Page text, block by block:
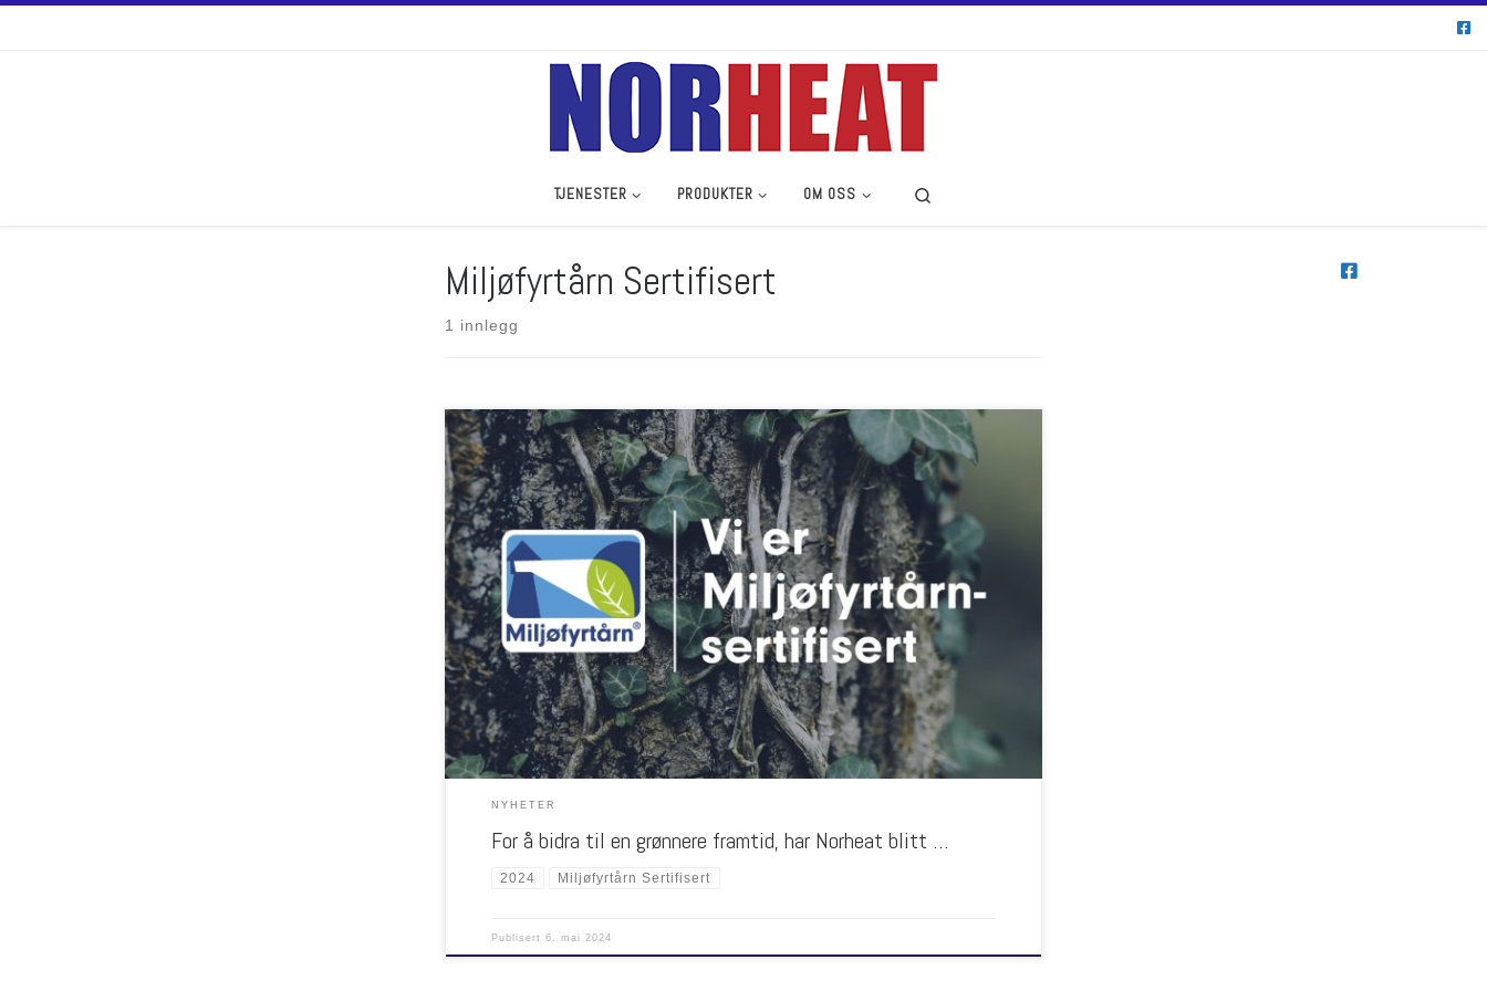
TJENESTER PRODUKTER OM OSS
Miljøfyrtårn Sertifisert
1 innlegg
Med økt fokus på klima og miljø, er det viktig å ta noen grep. Næringen etterlater seg store
fotavtrykk, derfor er det viktig å minimalisere sitt eget. Norheat har derfor jobbet med å forebygge og
redusere utslipp, bl.a. ved å endre rutiner og tankemønstre. Vi optimaliserer og fornyer vår miljø […]
NYHETER
For å bidra til en grønnere framtid, har Norheat blitt …
2024 Miljøfyrtårn Sertifisert
Publisert 6. mai 2024